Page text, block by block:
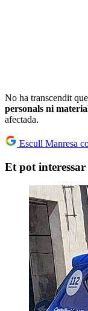
No ha transcendit
personals ni
afectada.
Escull Manresa
Et pot interessar